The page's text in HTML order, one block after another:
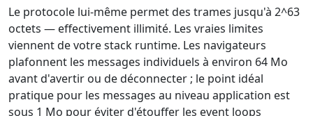
Le protocole lui-même permet des trames jusqu'à 2^63
octets — effectivement illimité. Les vraies limites
viennent de votre stack runtime. Les navigateurs
plafonnent les messages individuels à environ 64 Mo
avant d'avertir ou de déconnecter ; le point idéal
pratique pour les messages au niveau application est
sous 1 Mo pour éviter d'étouffer les event loops